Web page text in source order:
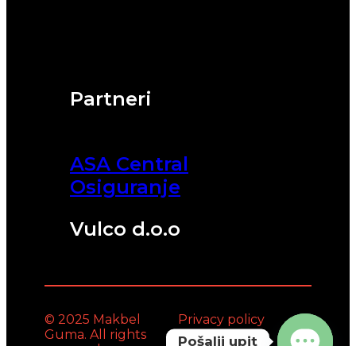
Partneri
ASA Central
Osiguranje
Vulco d.o.o
© 2025 Makbel
Guma. All rights
Privacy policy
Pošalji upit